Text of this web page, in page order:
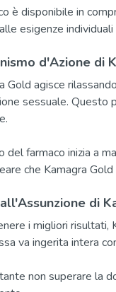
è disponibile in
esigenze
d'Azione di
Gold agisce
sessuale. Questo
del farmaco inizia a
che Kamagra
di
i migliori risultati,
va ingerita intera
non superare la